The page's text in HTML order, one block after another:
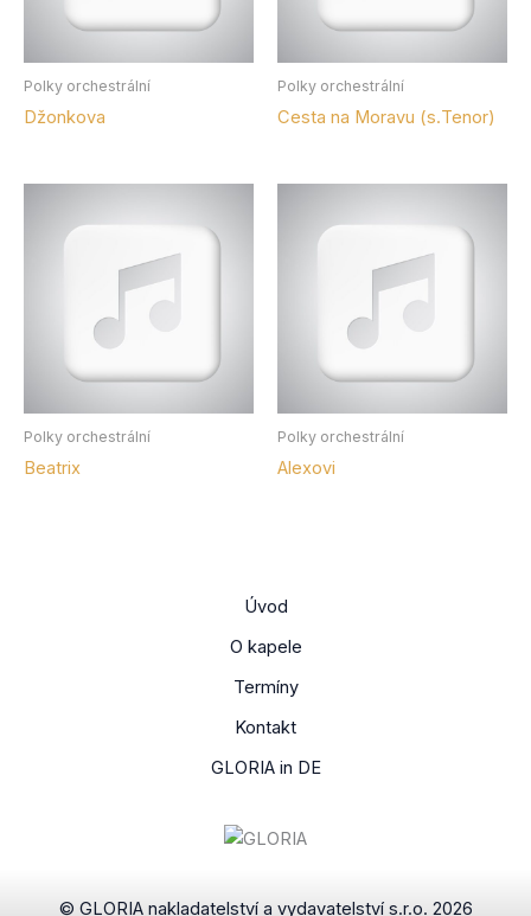
Polky orchestrální
Džonkova
Polky orchestrální
Cesta na Moravu (s.Tenor)
Polky orchestrální
Beatrix
Polky orchestrální
Alexovi
Úvod
O kapele
Termíny
Kontakt
GLORIA in DE
© GLORIA nakladatelství a vydavatelství s.r.o. 2026